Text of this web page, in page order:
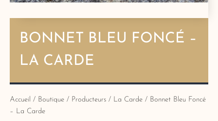
BONNET BLEU FONCÉ –
LA CARDE
Accueil / Boutique / Producteurs / La Carde / Bonnet Bleu Foncé
– La Carde